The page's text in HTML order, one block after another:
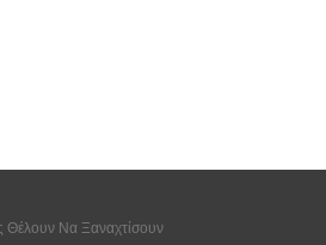
Θέλουν Να Ξαναχτίσουν